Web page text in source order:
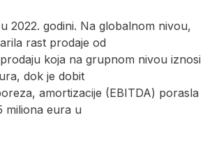
2022. godini. Na globalnom nivou,
rast prodaje od
koja na grupnom nivou iznosi
dok je dobit
amortizacije (EBITDA) porasla
miliona eura u